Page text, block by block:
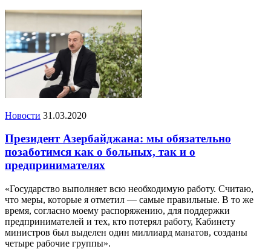
Новости 31.03.2020
Президент Азербайджана: мы обязательно
позаботимся как о больных, так и о
предпринимателях
«Государство выполняет всю необходимую работу. Считаю,
что меры, которые я отметил — самые правильные. В то же
время, согласно моему распоряжению, для поддержки
предпринимателей и тех, кто потерял работу, Кабинету
министров был выделен один миллиард манатов, созданы
четыре рабочие группы».